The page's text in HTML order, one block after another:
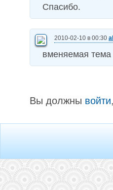
Спасибо.
2010-02-10 в 00:30
вменяемая тема
Вы должны войти